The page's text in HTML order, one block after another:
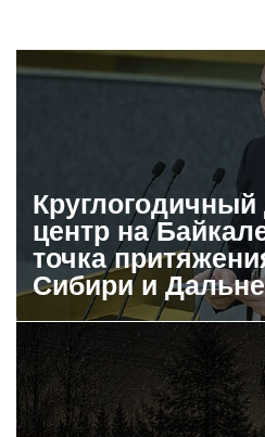
Круглогодичный
центр на
точка
Сибири и